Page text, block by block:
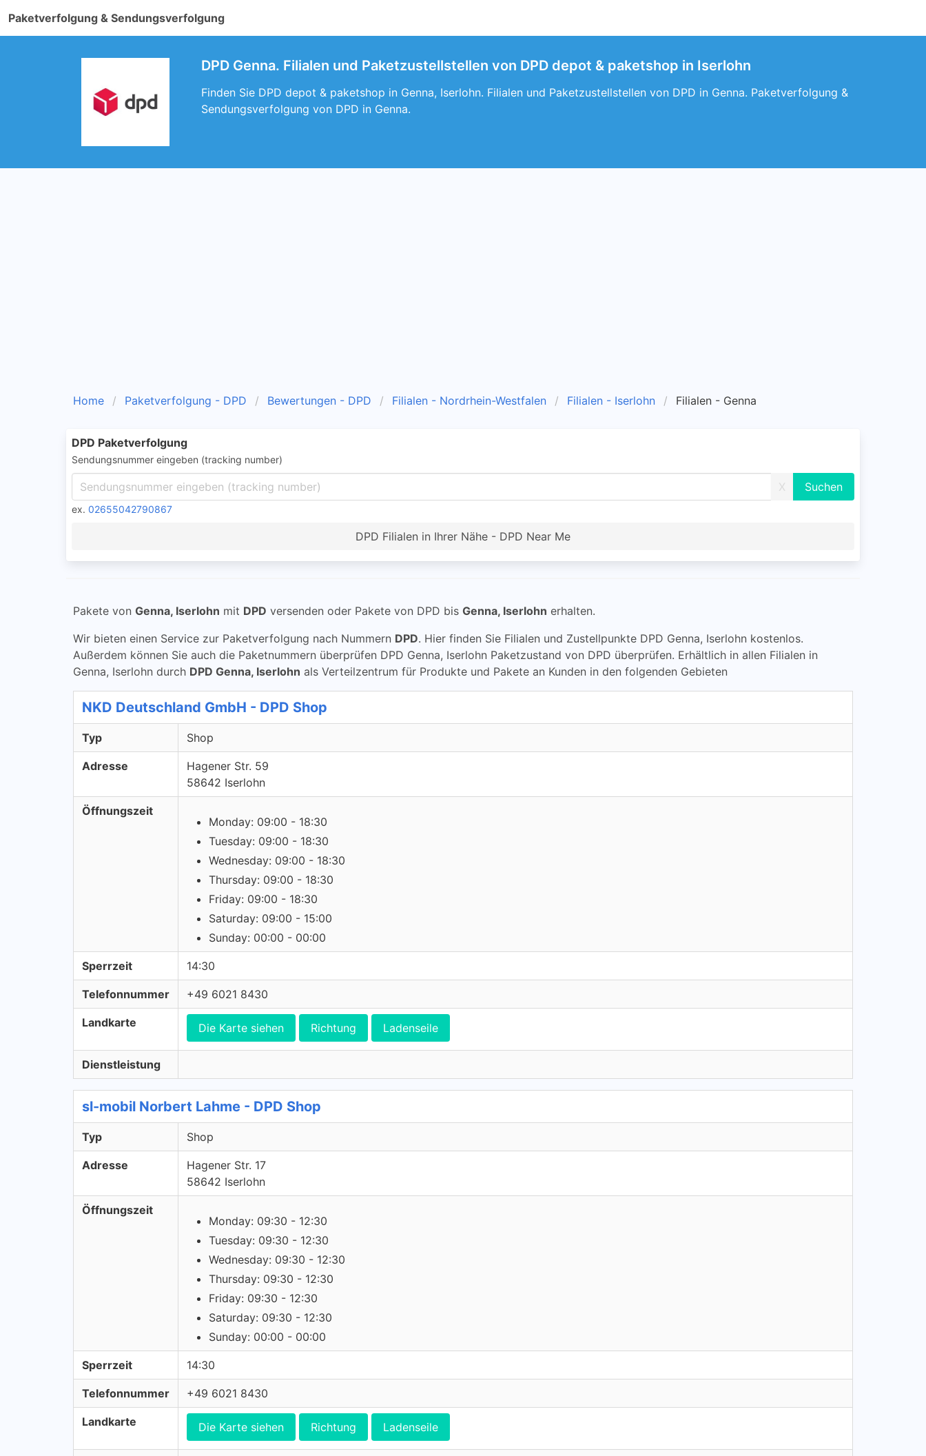
Paketverfolgung & Sendungsverfolgung
DPD Genna. Filialen und Paketzustellstellen von DPD depot & paketshop in Iserlohn
Finden Sie DPD depot & paketshop in Genna, Iserlohn. Filialen und Paketzustellstellen von DPD in Genna. Paketverfolgung &
Sendungsverfolgung von DPD in Genna.
Home Paketverfolgung - DPD Bewertungen - DPD Filialen - Nordrhein-Westfalen Filialen - Iserlohn Filialen - Genna
DPD Paketverfolgung
Sendungsnummer eingeben (tracking number)
X
ex. 02655042790867
DPD Filialen in Ihrer Nähe - DPD Near Me
Pakete von Genna, Iserlohn mit DPD versenden oder Pakete von DPD bis Genna, Iserlohn erhalten.
Wir bieten einen Service zur Paketverfolgung nach Nummern DPD. Hier finden Sie Filialen und Zustellpunkte DPD Genna, Iserlohn kostenlos.
Außerdem können Sie auch die Paketnummern überprüfen DPD Genna, Iserlohn Paketzustand von DPD überprüfen. Erhältlich in allen Filialen in
Genna, Iserlohn durch DPD Genna, Iserlohn als Verteilzentrum für Produkte und Pakete an Kunden in den folgenden Gebieten
NKD Deutschland GmbH - DPD Shop
Typ Shop
Adresse
Hagener Str. 59
58642 Iserlohn
Öffnungszeit
Monday: 09:00 - 18:30
Tuesday: 09:00 - 18:30
Wednesday: 09:00 - 18:30
Thursday: 09:00 - 18:30
Friday: 09:00 - 18:30
Saturday: 09:00 - 15:00
Sunday: 00:00 - 00:00
Sperrzeit 14:30
Telefonnummer +49 6021 8430
Landkarte Die Karte siehen Richtung Ladenseile
Dienstleistung
sl-mobil Norbert Lahme - DPD Shop
Typ Shop
Adresse
Hagener Str. 17
58642 Iserlohn
Öffnungszeit
Monday: 09:30 - 12:30
Tuesday: 09:30 - 12:30
Wednesday: 09:30 - 12:30
Thursday: 09:30 - 12:30
Friday: 09:30 - 12:30
Saturday: 09:30 - 12:30
Sunday: 00:00 - 00:00
Sperrzeit 14:30
Telefonnummer +49 6021 8430
Landkarte Die Karte siehen Richtung Ladenseile